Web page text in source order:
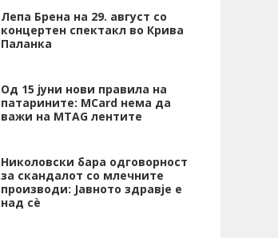
Лепа Брена на 29. август со
концертен спектакл во Крива
Паланка
Од 15 јуни нови правила на
патарините: MCard нема да
важи на MTAG лентите
Николовски бара одговорност
за скандалот со млечните
производи: Јавното здравје е
над сѐ